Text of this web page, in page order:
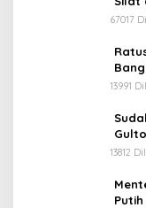
67017
13991
13812